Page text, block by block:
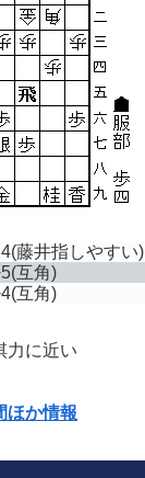
(藤井指しやすい)
(互角)
(互角)
力に近い
ほか情報